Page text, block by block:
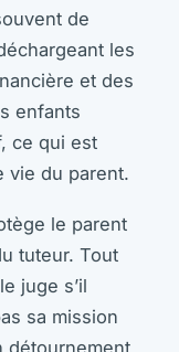
de
les
et des
enfants
ce qui est
vie du parent.
le parent
tuteur. Tout
juge s’il
sa mission
détournement